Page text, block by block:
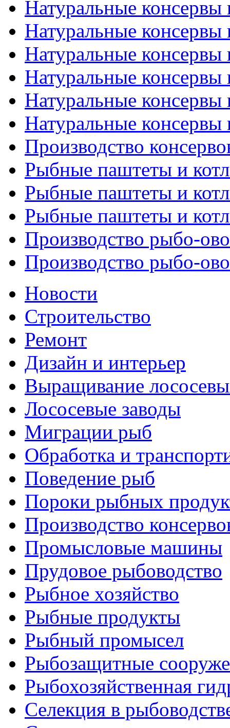
Натуральные консервы
Натуральные консервы
Натуральные консервы
Натуральные консервы
Натуральные консервы
Натуральные консервы
Производство
Рыбные паштеты и
Рыбные паштеты и
Рыбные паштеты и
Производство рыбо-
Производство рыбо-
Новости
Строительство
Ремонт
Дизайн и интерьер
Выращивание
Лососевые заводы
Миграции рыб
Обработка и
Поведение рыб
Пороки рыбных
Производство
Промысловые машины
Прудовое рыбоводство
Рыбное хозяйство
Рыбные продукты
Рыбный промысел
Рыбозащитные
Рыбохозяйственная
Селекция в